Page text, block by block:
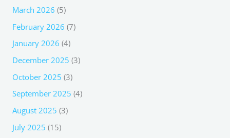
March 2026 (5)
February 2026 (7)
January 2026 (4)
December 2025 (3)
October 2025 (3)
September 2025 (4)
August 2025 (3)
July 2025 (15)